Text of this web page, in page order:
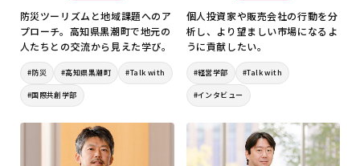
防災ツーリズムと地域課題へのア
プローチ。高知県黒潮町で地元の
人たちとの交流から見えた学び。
#防災 #高知県黒潮町 #Talk with
#国際共創学部
個人投資家や販売会社の行動を分
析し、より望ましい市場になるよ
うに貢献したい。
#経営学部 #Talk with
#インタビュー